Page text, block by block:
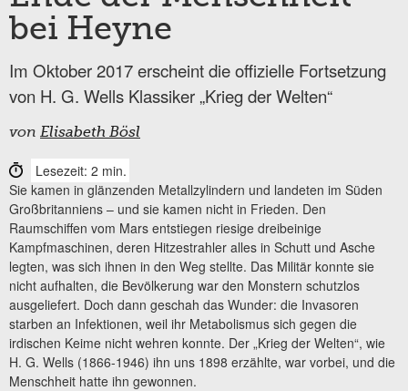
bei Heyne
Im Oktober 2017 erscheint die offizielle Fortsetzung
von H. G. Wells Klassiker „Krieg der Welten“
von Elisabeth Bösl
Lesezeit: 2 min.
Sie kamen in glänzenden Metallzylindern und landeten im Süden
Großbritanniens – und sie kamen nicht in Frieden. Den
Raumschiffen vom Mars entstiegen riesige dreibeinige
Kampfmaschinen, deren Hitzestrahler alles in Schutt und Asche
legten, was sich ihnen in den Weg stellte. Das Militär konnte sie
nicht aufhalten, die Bevölkerung war den Monstern schutzlos
ausgeliefert. Doch dann geschah das Wunder: die Invasoren
starben an Infektionen, weil ihr Metabolismus sich gegen die
irdischen Keime nicht wehren konnte. Der „Krieg der Welten“, wie
H. G. Wells (1866-1946) ihn uns 1898 erzählte, war vorbei, und die
Menschheit hatte ihn gewonnen.